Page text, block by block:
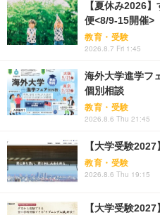
【夏休み2026
便<8/9-15開催>
教育・受験
2026.8.7 Fri 1:45
海外大学進学フ
個別相談
教育・受験
2026.8.6 Thu 21:45
【大学受験
教育・受験
2026.8.6 Thu 19:15
【大学受験